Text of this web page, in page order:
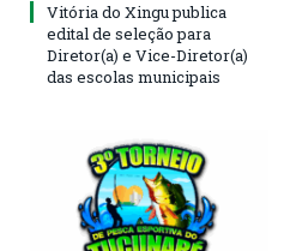
Vitória do Xingu publica
edital de seleção para
Diretor(a) e Vice-Diretor(a)
das escolas municipais